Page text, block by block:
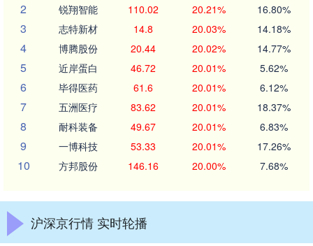
2 锐翔智能 110.02 20.21% 16.80%
3 志特新材 14.8 20.03% 14.18%
4 博腾股份 20.44 20.02% 14.77%
5 近岸蛋白 46.72 20.01% 5.62%
6 毕得医药 61.6 20.01% 6.12%
7 五洲医疗 83.62 20.01% 18.37%
8 耐科装备 49.67 20.01% 6.83%
9 一博科技 53.33 20.01% 17.26%
10 方邦股份 146.16 20.00% 7.68%
沪深京行情 实时轮播